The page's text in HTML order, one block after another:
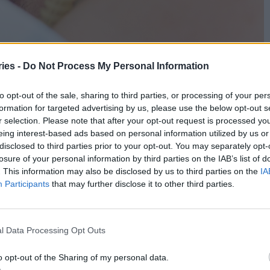
- Do Not Process My Personal Information
opt-out of the sale, sharing to third parties, or processing of your
for targeted advertising by us, please use the below opt-out
selection. Please note that after your opt-out request is processed
interest-based ads based on personal information utilized by us
to third parties prior to your opt-out. You may separately
of your personal information by third parties on the IAB’s list of
This information may also be disclosed by us to third parties on the
Participants that may further disclose it to other third parties.
Data Processing Opt Outs
opt-out of the Sharing of my personal data.
από τον Παγκόσμιο Οργανισμό Υγείας,
δέρμα με δέρμα μεταξύ του νεογνού και της
θεωρείται ότι βοηθά τα μωρά να
το ανοσοποιητικό τους σύστημα. Ωστόσο,
ανθεκτικών βακτηρίων και στη μείωση
αρχικά στην Ελλάδα και την Ελβετία, και θα
Βασίλειο στο δεύτερο εξάμηνο του 2024.
να ολοκληρωθεί το 2026.